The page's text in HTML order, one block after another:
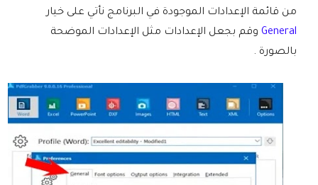
من قائمة الإعدادات الموجودة في البرنامج نأتي على خيار
General وقم بجعل الإعدادات مثل الإعدادات الموضحة
بالصورة .